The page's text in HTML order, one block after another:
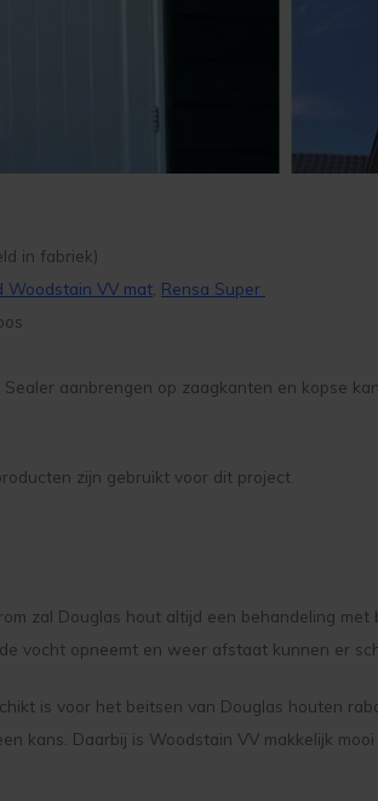
in fabriek)
Woodstain VV mat Rensa Super
aanbrengen op zaagkanten en kopse
zijn gebruikt voor dit project.
zal Douglas hout altijd een behandeling
vocht opneemt en weer afstaat kunnen er
is voor het beitsen van Douglas houten
kans. Daarbij is Woodstain VV makkelijk